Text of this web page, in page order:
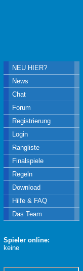
NEU HIER?
News
Chat
Forum
Registrierung
Login
Rangliste
Finalspiele
Regeln
Download
Hilfe & FAQ
Das Team
Spieler online:
keine